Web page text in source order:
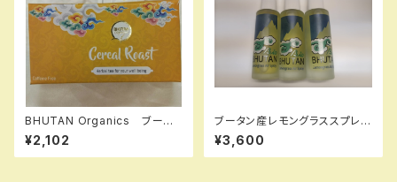
BHUTAN Organics ブータ
ン産ハーブティー Cereal Roa
st 14パック
¥2,102
ブータン産レモングラススプレー
3本セット
¥3,600